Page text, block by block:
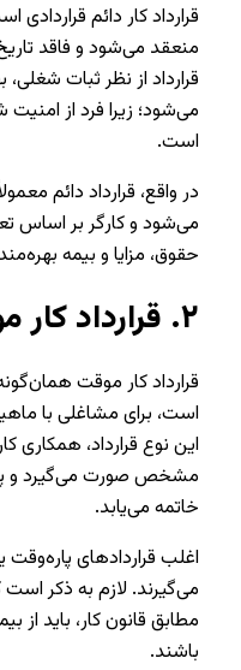
قرارداد کار دائم
منعقد می‌شود و فاقد
قرارداد از نظر ثبات
می‌شود؛ زیرا فرد از امنیت
است.
در واقع، قرارداد دائم
می‌شود و کارگر بر اساس
حقوق، مزایا و بیمه
۲. قرارداد
است، برای مشاغلی با
این نوع قرارداد، همکاری
مشخص صورت می‌گیرد و پس
خاتمه می‌یابد.
اغلب قراردادهای پاره‌وقت
می‌گیرند. لازم به ذکر است
مطابق قانون کار، باید از
باشند.